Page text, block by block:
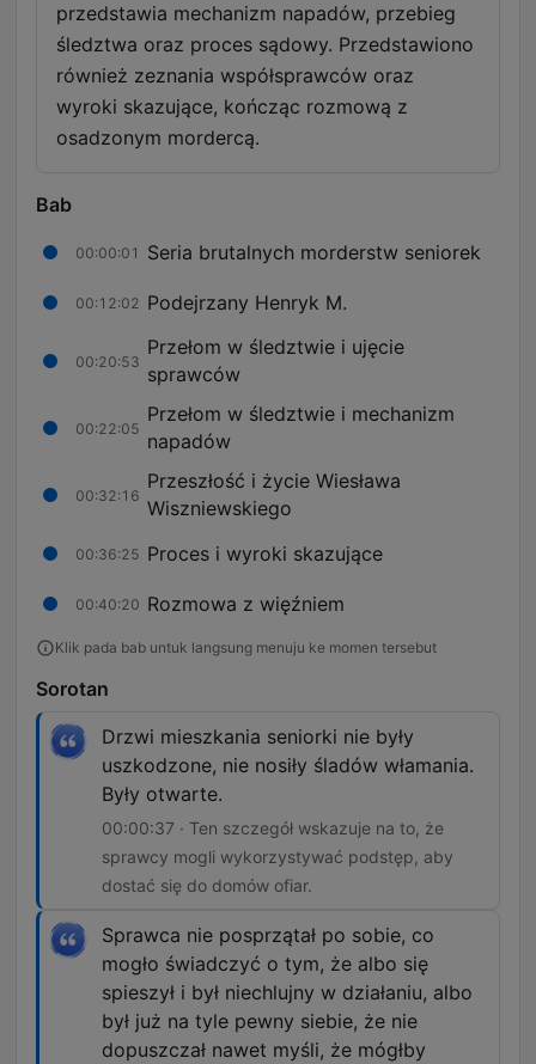
przedstawia mechanizm napadów, przebieg
śledztwa oraz proces sądowy. Przedstawiono
również zeznania współsprawców oraz
wyroki skazujące, kończąc rozmową z
osadzonym mordercą.
Bab
00:00:01 Seria brutalnych morderstw seniorek
00:12:02 Podejrzany Henryk M.
00:20:53
Przełom w śledztwie i ujęcie
sprawców
00:22:05
Przełom w śledztwie i mechanizm
napadów
00:32:16
Przeszłość i życie Wiesława
Wiszniewskiego
00:36:25 Proces i wyroki skazujące
00:40:20 Rozmowa z więźniem
Klik pada bab untuk langsung menuju ke momen tersebut
Sorotan
Drzwi mieszkania seniorki nie były
uszkodzone, nie nosiły śladów włamania.
Były otwarte.
00:00:37 · Ten szczegół wskazuje na to, że
sprawcy mogli wykorzystywać podstęp, aby
dostać się do domów ofiar.
Sprawca nie posprzątał po sobie, co
mogło świadczyć o tym, że albo się
spieszył i był niechlujny w działaniu, albo
był już na tyle pewny siebie, że nie
dopuszczał nawet myśli, że mógłby